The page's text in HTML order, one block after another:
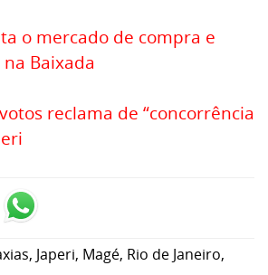
o mercado de compra e
Baixada
reclama de “concorrência
, Japeri, Magé, Rio de Janeiro,